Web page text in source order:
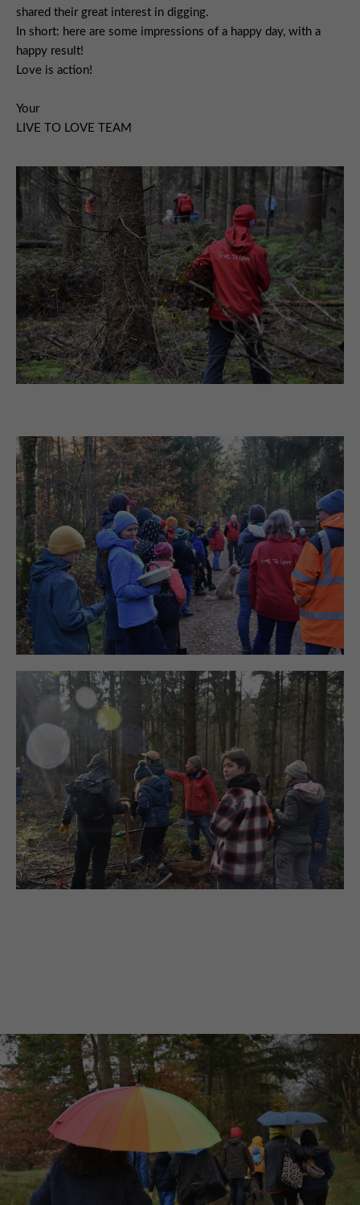
shared their great interest in digging.
In short: here are some impressions of a happy day, with a
happy result!
Love is action!
Your
LIVE TO LOVE TEAM